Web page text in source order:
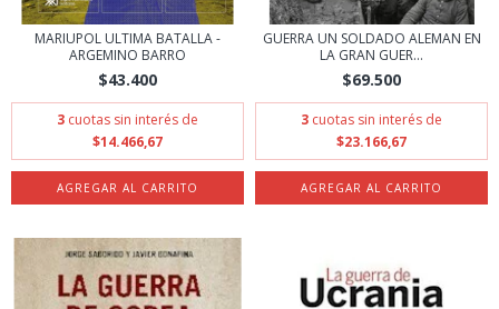
MARIUPOL ULTIMA BATALLA -
ARGEMINO BARRO
$43.400
3 cuotas sin interés de
$14.466,67
GUERRA UN SOLDADO ALEMAN EN
LA GRAN GUER...
$69.500
3 cuotas sin interés de
$23.166,67